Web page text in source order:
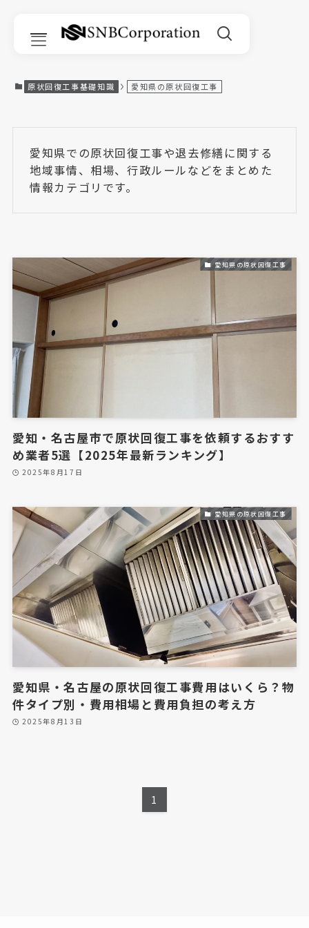
サービス一覧
原状回復工事
内装工事
部分改修工事｜Room Refine
ハウスクリーニング
キッチンフードクリーニング
キッチンシンク・コンロクリーニング
浴室クリーニング
エアコンクリーニング
フロアコーティング
ブログ・お役立ち情報
施工事例
原状回復工事の施工事例
リフォームの施工事例
内装工事の施工事例
フロアコーティングの施工事例
ハウスクリーニングの施工事例
原状回復工事基礎知識 愛知県の原状回復工事
愛知県での原状回復工事や退去修繕に関する
地域事情、相場、行政ルールなどをまとめた
情報カテゴリです。
愛知県の原状回復工事
愛知・名古屋市で原状回復工事を依頼するおすす
め業者5選【2025年最新ランキング】
2025年8月17日
愛知県の原状回復工事
愛知県・名古屋の原状回復工事費用はいくら？物
件タイプ別・費用相場と費用負担の考え方
2025年8月13日
1